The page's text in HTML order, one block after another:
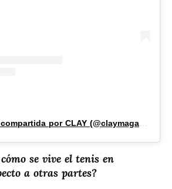
se vive el tenis en
a otras partes?